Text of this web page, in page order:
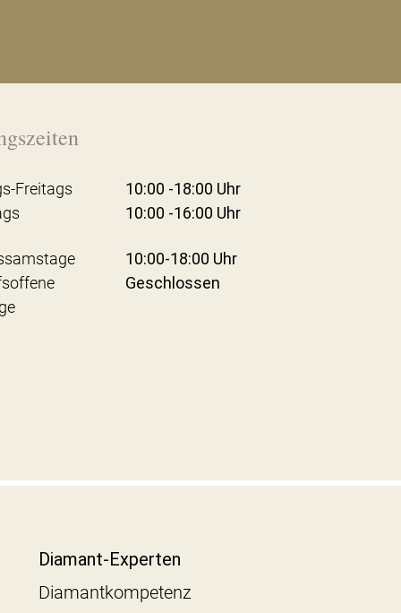
Freitags
10:00 -18:00 Uhr
10:00 -16:00 Uhr
10:00-18:00 Uhr
Geschlossen
Diamant-Experten
Diamantkompetenz